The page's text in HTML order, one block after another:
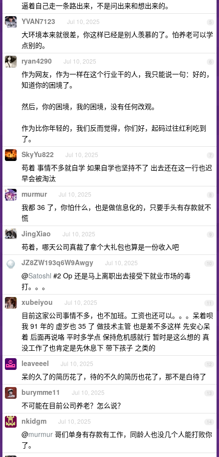
逼着自己走一条路出来，不是问出来和想出来的。
5
YVAN7123 Jul 10, 2025
大环境本来就很差，你这样已经是别人羡慕的了。怕养老可以学
点别的。
6
ryan4290 Jul 10, 2025
作为网友，作为一样在这个行业干的人，我只能说一句：好的，
知道你的困境了。
然后，你的困境，我的困境，没有任何改观。
作为比你年轻的，我们反而觉得，你们好，起码过往红利吃到
了。
7
SkyYu822 Jul 10, 2025
苟着 事情不多就自学 如果自学也坚持不了 出去还在这一行也迟
早会被淘汰
8
murmur Jul 10, 2025
我都 36 了，你怕什么，也是做信息化的，只要手头有存款就不
慌
9
JingXiao Jul 10, 2025
苟着，哪天公司真裁了拿个大礼包也算是一份收入吧
10
JZ8ZW193q6W9Awgy Jul 10, 2025
@Satoshl #2 Op 还是马上离职出去接受下就业市场的毒
打。。。
11
xubeiyou Jul 10, 2025
目前这家公司事情不多，也不加班。工资也还可以。。。呆着呗
我 91 年的 虚岁也 35 了 做技术主管 也是差不多这样 先安心呆
着 后面再说咯 平时多学点 保持危机感就行 暂时是这么想的 真
没工作了也肯定是先休息下 带下孩子 之类的
12
leaveeel Jul 10, 2025
呆的久了的简历花了，待的不久的简历也花了，那不是白待了
13
burymme11 Jul 10, 2025
不可能在目前公司养老？怎么说？
14
nkidgm Jul 10, 2025
@murmur 哥们单身有存款有工作，同龄人也没几个人能打败你
了。